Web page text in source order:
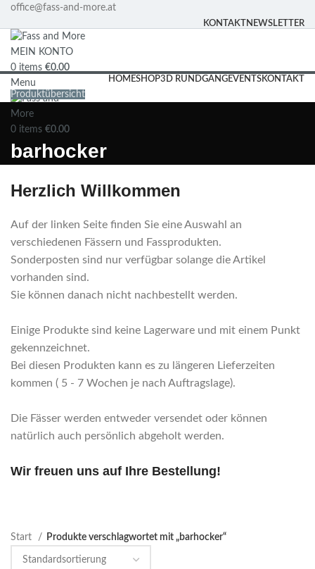
office@fass-and-more.at
KONTAKT NEWSLETTER
MEIN KONTO
0 items €0.00
Menu
0 items €0.00
HOMESHOP3D RUNDGANGEVENTSKONTAKT
Produktübersicht
barhocker
Herzlich Willkommen
Auf der linken Seite finden Sie eine Auswahl an
verschiedenen Fässern und Fassprodukten.
Sonderposten sind nur verfügbar solange die Artikel
vorhanden sind.
Sie können danach nicht nachbestellt werden.
Einige Produkte sind keine Lagerware und mit einem Punkt
gekennzeichnet.
Bei diesen Produkten kann es zu längeren Lieferzeiten
kommen ( 5 - 7 Wochen je nach Auftragslage).
Die Fässer werden entweder versendet oder können
natürlich auch persönlich abgeholt werden.
Wir freuen uns auf Ihre Bestellung!
Start Produkte verschlagwortet mit „barhocker“